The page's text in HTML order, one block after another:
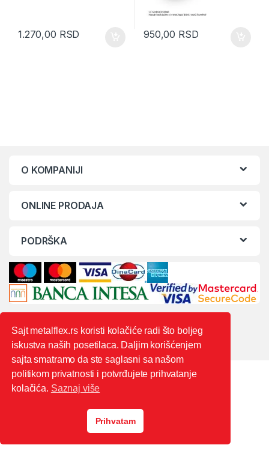
1.270,00 RSD 950,00 RSD
O KOMPANIJI
ONLINE PRODAJA
PODRŠKA
0603444235
Sajt metalflex.rs koristi kolačiće radi što boljeg
iskustva naših posetilaca. Daljim korišćenjem
sajta smatramo da ste saglasni sa našom
politikom privatnosti i potvrđujete prihvatanje
kolačića. Saznaj više
Prihvatam